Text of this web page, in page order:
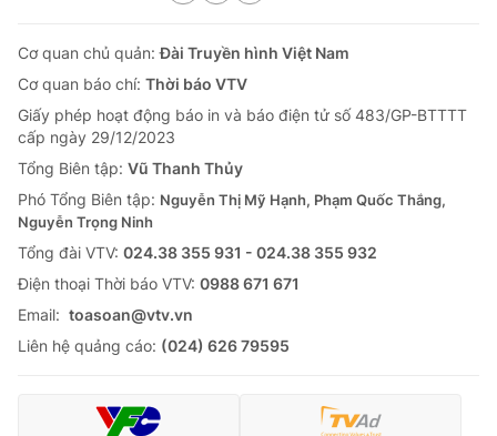
Cơ quan chủ quản:Đài Truyền hình Việt Nam
Cơ quan báo chí: Thời báo VTV
Giấy phép hoạt động báo in và báo điện tử số 483/GP-BTTTT
cấp ngày 29/12/2023
Tổng Biên tập: Vũ Thanh Thủy
Phó Tổng Biên tập: Nguyễn Thị Mỹ Hạnh, Phạm Quốc Thắng,
Nguyễn Trọng Ninh
Tổng đài VTV: 024.38 355 931 - 024.38 355 932
Ðiện thoại Thời báo VTV: 0988 671 671
Email: toasoan@vtv.vn
Liên hệ quảng cáo: (024) 626 79595